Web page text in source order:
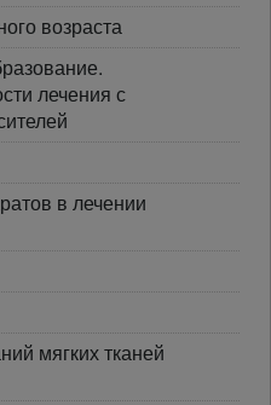
возраста
лечения с
в лечении
мягких тканей